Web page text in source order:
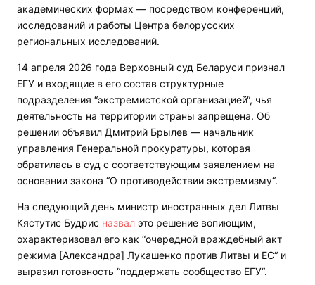
академических формах — посредством конференций,
исследований и работы Центра белорусских
региональных исследований.
14 апреля 2026 года Верховный суд Беларуси признал
ЕГУ и входящие в его состав структурные
подразделения “экстремистской организацией“, чья
деятельность на территории страны запрещена. Об
решении объявил Дмитрий Брылев — начальник
управления Генеральной прокуратуры, которая
обратилась в суд с соответствующим заявлением на
основании закона “О противодействии экстремизму“.
На следующий день министр иностранных дел Литвы
Кястутис Будрис назвал это решение вопиющим,
охарактеризовал его как “очередной враждебный акт
режима [Александра] Лукашенко против Литвы и ЕС“ и
выразил готовность “поддержать сообщество ЕГУ“.